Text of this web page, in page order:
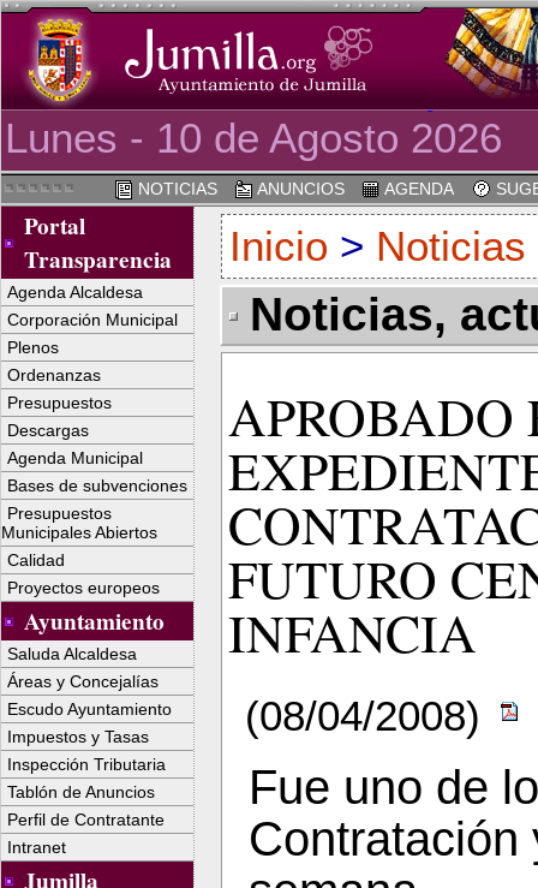
Lunes - 10 de Agosto 2026
NOTICIAS ANUNCIOS AGENDA
Portal
Transparencia
Agenda Alcaldesa
Corporación Municipal
Plenos
Ordenanzas
Presupuestos
Descargas
Agenda Municipal
Bases de subvenciones
Presupuestos
Municipales Abiertos
Calidad
Proyectos europeos
Ayuntamiento
Saluda Alcaldesa
Áreas y Concejalías
Escudo Ayuntamiento
Impuestos y Tasas
Inspección Tributaria
Tablón de Anuncios
Perfil de Contratante
Intranet
Jumilla
Inicio > Noticias
Noticias,
FUTURO
INFANCIA
(08/04/2008)
Fue uno de
Contratación